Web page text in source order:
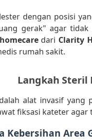
dengan posisi
gerak" agar tidak
dari Clarity
rumah sakit.
Langkah Steril
alat invasif yang
fiksasi kateter agar
Kebersihan Area